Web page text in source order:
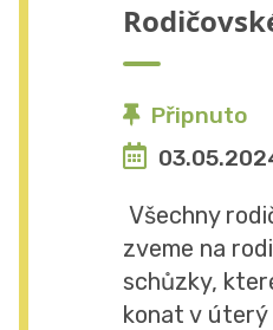
Připnuto
Všechny
zveme na
schůzky,
konat v úterý